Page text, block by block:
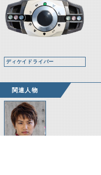
ディケイドライバー
関連人物